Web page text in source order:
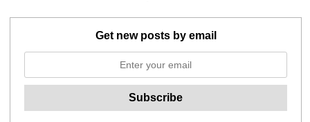
Get new posts by email